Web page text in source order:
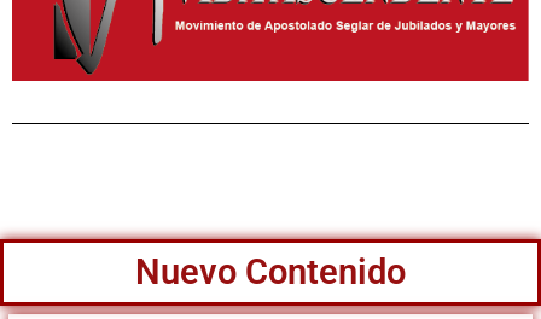
Nuevo Contenido